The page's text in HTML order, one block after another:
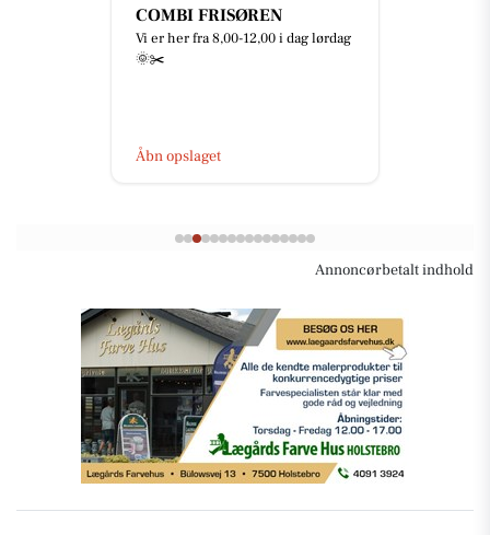
Mejrup Kultur- og
Fritidscenter
🥳🎅🏻 JULEFROKOST 2026 🎄🎉
Åbn opslaget
Annoncørbetalt indhold